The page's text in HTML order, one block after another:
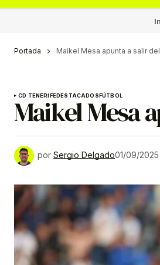
Portada Maikel Mesa apunta a salir
CD TENERIFEDESTACADOSFÚTBOL
Maikel Mesa
por Sergio Delgado01/09/2025